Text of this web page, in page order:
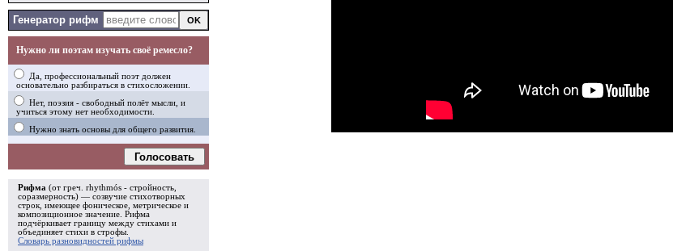
Генератор рифм
Нужно ли поэтам изучать своё ремесло?
Да, профессиональный поэт должен
основательно разбираться в стихосложении.
Нет, поэзия - свободный полёт мысли, и
учиться этому нет необходимости.
Нужно знать основы для общего развития.
Голосовать
Рифма (от греч. rhythmós - стройность,
соразмерность) — созвучие стихотворных
строк, имеющее фоническое, метрическое и
композиционное значение. Рифма
подчёркивает границу между стихами и
объединяет стихи в строфы
Словарь разновидностей рифмы